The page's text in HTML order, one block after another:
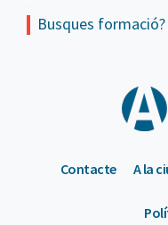
Busques formació?
Contacte A la